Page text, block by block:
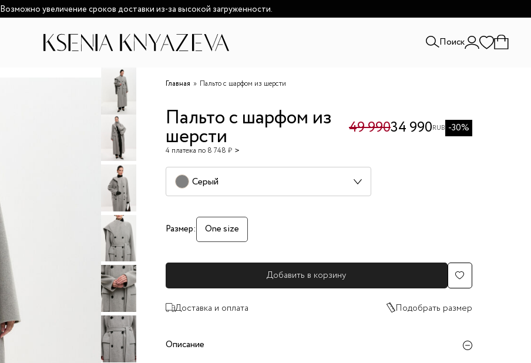
Возможно увеличение сроков доставки из-за высокой загруженности.
Поиск
Главная Пальто с шарфом из шерсти
Пальто с шарфом из
шерсти
4 платежа по 8 748 ₽
49 99034 990RUB -30%
Серый
Размер: One size
Добавить в корзину
Доставка и оплата Подобрать размер
Описание